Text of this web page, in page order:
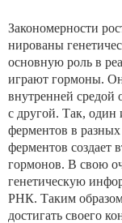
Закономерности
нированы
основную роль в
играют гормоны.
внутренней
с другой. Так, один
ферментов в
ферментов создает
гормонов. В свою
генетическую
РНК. Таким
достигать своего